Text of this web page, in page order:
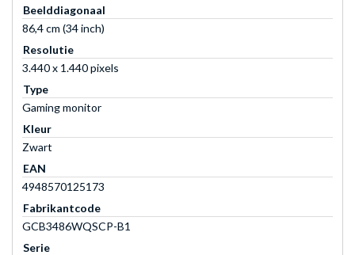
Beelddiagonaal
86,4 cm (34 inch)
Resolutie
3.440 x 1.440 pixels
Type
Gaming monitor
Kleur
Zwart
EAN
4948570125173
Fabrikantcode
GCB3486WQSCP-B1
Serie